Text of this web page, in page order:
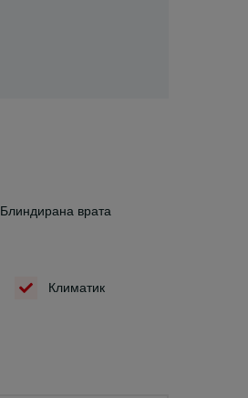
Блиндирана врата
Климатик